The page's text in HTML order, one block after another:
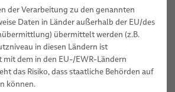
und -leitungen für dynamische
Roboter-Energiezuführungssysteme
Programmierung
#PRODUKTE
der Verarbeitung zu den genannten
Daten in Länder außerhalb der EU/des
übermittelt werden (z.B.
in diesen Ländern ist
mit dem in den EU-/EWR-Ländern
das Risiko, dass staatliche Behörden auf
können.